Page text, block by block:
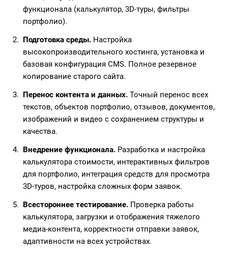
функционала (калькулятор, 3D-туры, фильтры
портфолио).
Подготовка среды. Настройка
высокопроизводительного хостинга, установка и
базовая конфигурация CMS. Полное резервное
копирование старого сайта.
Перенос контента и данных. Точный перенос всех
текстов, объектов портфолио, отзывов, документов,
изображений и видео с сохранением структуры и
качества.
Внедрение функционала. Разработка и настройка
калькулятора стоимости, интерактивных фильтров
для портфолио, интеграция средств для просмотра
3D-туров, настройка сложных форм заявок.
Всестороннее тестирование. Проверка работы
калькулятора, загрузки и отображения тяжелого
медиа-контента, корректности отправки заявок,
адаптивности на всех устройствах.